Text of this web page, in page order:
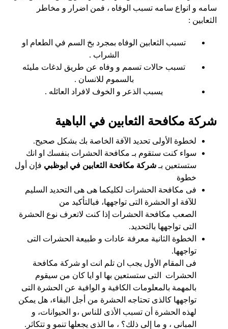
سامه و انواع سامه تسبب الوفاه ، فمن اضرار و مخاطر
الثعابين :
تسبب الثعابين الوفاه بمجرد بخ السم في الطعام او
الشراب .
تسبب حالات تسمم و وفاه عن طريق لدغات مليئه
بالسموم للانسان .
يسبب الذعر و الخوف لافراد العائله .
شركة مكافحة الثعابين في الباهية
لخطوة الأولى تحديد الآفة الخاصة بك بشكل صحيح.
سواء كنت ستقوم بـ مكافحة الحشرات بنفسك او انك
ستستعين بـشركة مكافحة الثعابين في ابوظبي فإن أول
خطوة
فى مكافحة الحشرات لكليكما هى هى التحديد السليم
للآفة او الحشرة التى تواجهها، فبالتأكيد من
الصعب مكافحة الحشرات إذا كنت لاتعرف نوع الحشرة
التى تواجهها بالتحديد.
الخطوة الثانية معرفة عادات و طبيعة الحشرات التى
تواجهها.
فى المقام الأول يجب ان تلم انت او شركة مكافحة
الحشرات التى ستستعين بها او ايا كان من سيقوم
بالمهمة بالمعلومات الكافية و الوافية عن الحشرة التى
تواجهها كالذى تحتاجه الحشرة من أجل البقاء، هل يمكن
لهذه الحشرة أن تسبب الأذى للناس ،و الحيوانات، و
المبانى ، و ما إلى ذلك؟ ، ما الذى يجعلها تنمو و تتكاثر.